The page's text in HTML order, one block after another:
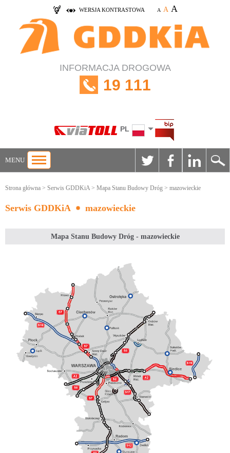
WERSJA KONTRASTOWA A A A
INFORMACJA DROGOWA
19 111
PL
MENU
Strona główna > Serwis GDDKiA> Mapa Stanu Budowy Dróg > mazowieckie
Serwis GDDKiA mazowieckie
Mapa Stanu Budowy Dróg - mazowieckie